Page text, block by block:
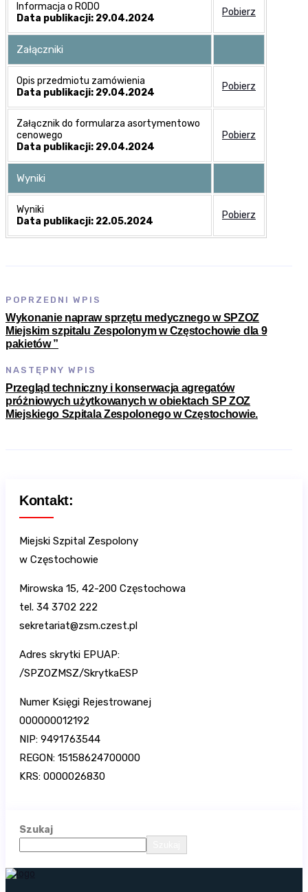
Informacja o RODO
Data publikacji: 29.04.2024
Pobierz
Załączniki
Opis przedmiotu zamówienia
Data publikacji: 29.04.2024
Pobierz
Załącznik do formularza asortymentowo
cenowego
Data publikacji: 29.04.2024
Pobierz
Wyniki
Wyniki
Data publikacji: 22.05.2024
Pobierz
POPRZEDNI WPIS
Wykonanie napraw sprzętu medycznego w SPZOZ
Miejskim szpitalu Zespolonym w Częstochowie dla 9
pakietów ”
NASTĘPNY WPIS
Przegląd techniczny i konserwacja agregatów
próżniowych użytkowanych w obiektach SP ZOZ
Miejskiego Szpitala Zespolonego w Częstochowie.
Kontakt:
Miejski Szpital Zespolony
w Częstochowie
Mirowska 15, 42-200 Częstochowa
tel. 34 3702 222
sekretariat@zsm.czest.pl
Adres skrytki EPUAP:
/SPZOZMSZ/SkrytkaESP
Numer Księgi Rejestrowanej
000000012192
NIP: 9491763544
REGON: 15158624700000
KRS: 0000026830
Szukaj